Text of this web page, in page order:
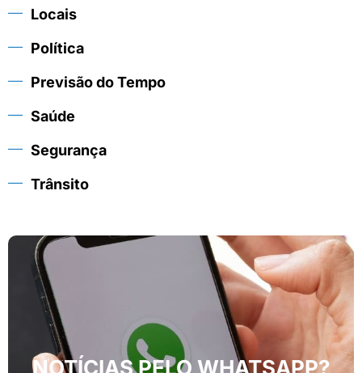
Locais
Política
Previsão do Tempo
Saúde
Segurança
Trânsito
NOTÍCIAS PELO WHATSAPP?